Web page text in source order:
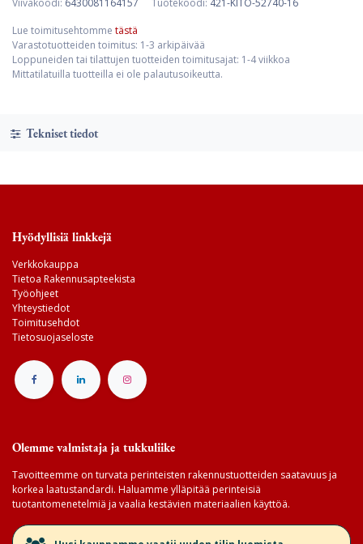
Lue toimitusehtomme tästä
Varastotuotteiden toimitus: 1-3 arkipäivää
Loppuneiden tai tilattujen tuotteiden toimitusajat: 1-4 viikkoa
Mittatilatuilla tuotteilla ei ole palautusoikeutta.
Tekniset tiedot
Hyödyllisiä linkkejä
Verkkokauppa
Tietoa Rakennusapteekista
Työohjeet
Yhteystiedot
Toimitusehdot
Tietosuojaseloste
Olemme valmistaja ja tukkuliike
Tavoitteemme on turvata perinteisten rakennustuotteiden saatavuus ja
korkea laatustandardi. Haluamme ylläpitää perinteisiä
tuotantomenetelmiä ja vaalia kestävien materiaalien käyttöä.